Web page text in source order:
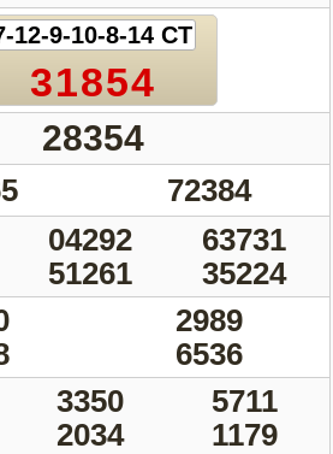
12-9-10-8-14 CT
31854
28354
72384
04292
63731
51261 35224
2989
6536
3350
5711
2034 1179